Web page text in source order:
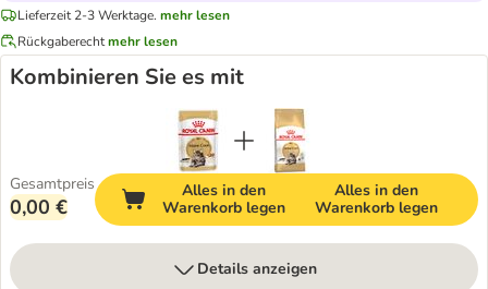
Lieferzeit 2-3 Werktage. mehr lesen
Rückgaberechtmehr lesen
Kombinieren Sie es mit
Gesamtpreis
0,00 €
Alles in den
Warenkorb legen
Alles in den
Warenkorb legen
Details anzeigen